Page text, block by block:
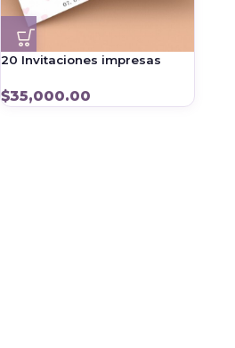
20 Invitaciones impresas
$35,000.00